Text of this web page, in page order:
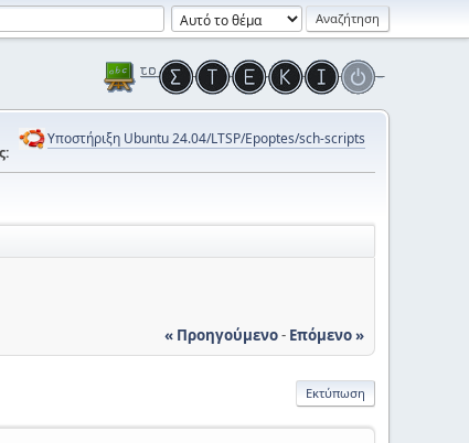
Υποστήριξη Ubuntu 24.04/LTSP/Epoptes/sch-scripts
« Προηγούμενο- Επόμενο »
Εκτύπωση